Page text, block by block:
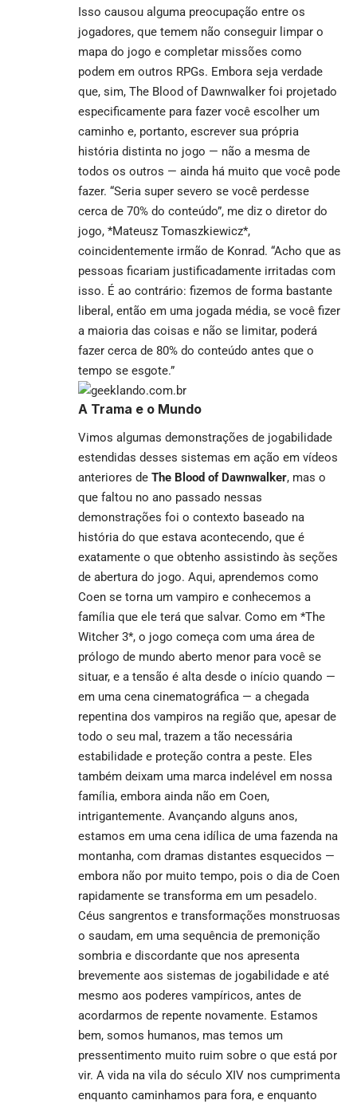
Isso causou alguma preocupação entre os
jogadores, que temem não conseguir limpar o
mapa do jogo e completar missões como
podem em outros RPGs. Embora seja verdade
que, sim, The Blood of Dawnwalker foi projetado
especificamente para fazer você escolher um
caminho e, portanto, escrever sua própria
história distinta no jogo — não a mesma de
todos os outros — ainda há muito que você pode
fazer. “Seria super severo se você perdesse
cerca de 70% do conteúdo”, me diz o diretor do
jogo, *Mateusz Tomaszkiewicz*,
coincidentemente irmão de Konrad. “Acho que as
pessoas ficariam justificadamente irritadas com
isso. É ao contrário: fizemos de forma bastante
liberal, então em uma jogada média, se você fizer
a maioria das coisas e não se limitar, poderá
fazer cerca de 80% do conteúdo antes que o
tempo se esgote.”
A Trama e o Mundo
Vimos algumas demonstrações de jogabilidade
estendidas desses sistemas em ação em vídeos
anteriores de The Blood of Dawnwalker, mas o
que faltou no ano passado nessas
demonstrações foi o contexto baseado na
história do que estava acontecendo, que é
exatamente o que obtenho assistindo às seções
de abertura do jogo. Aqui, aprendemos como
Coen se torna um vampiro e conhecemos a
família que ele terá que salvar. Como em *The
Witcher 3*, o jogo começa com uma área de
prólogo de mundo aberto menor para você se
situar, e a tensão é alta desde o início quando —
em uma cena cinematográfica — a chegada
repentina dos vampiros na região que, apesar de
todo o seu mal, trazem a tão necessária
estabilidade e proteção contra a peste. Eles
também deixam uma marca indelével em nossa
família, embora ainda não em Coen,
intrigantemente. Avançando alguns anos,
estamos em uma cena idílica de uma fazenda na
montanha, com dramas distantes esquecidos —
embora não por muito tempo, pois o dia de Coen
rapidamente se transforma em um pesadelo.
Céus sangrentos e transformações monstruosas
o saudam, em uma sequência de premonição
sombria e discordante que nos apresenta
brevemente aos sistemas de jogabilidade e até
mesmo aos poderes vampíricos, antes de
acordarmos de repente novamente. Estamos
bem, somos humanos, mas temos um
pressentimento muito ruim sobre o que está por
vir. A vida na vila do século XIV nos cumprimenta
enquanto caminhamos para fora, e enquanto